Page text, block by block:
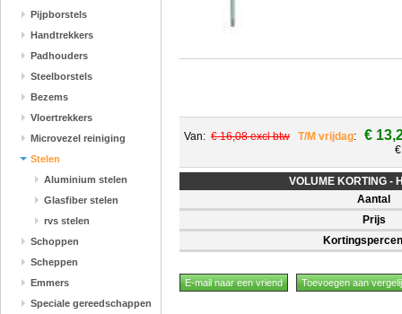
Pijpborstels
Handtrekkers
Padhouders
Steelborstels
Bezems
Vloertrekkers
Microvezel reiniging
Stelen
Aluminium stelen
Glasfiber stelen
rvs stelen
Schoppen
Scheppen
Emmers
Speciale gereedschappen
Van: € 16,08 excl btw T/M vrijdag: €
VOLUME KORTING -
Aantal
Prijs